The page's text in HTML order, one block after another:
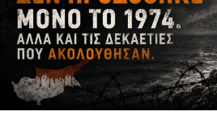
δημοκρατίας. Η δυνατότητα των
αναδεικνύουν παραμελημένα
υπερασπίζονται δικαιώματα και
διαμόρφωση δημόσιων πολιτικών
διατήρηση της οργανωτικής και
αυτονομίας.